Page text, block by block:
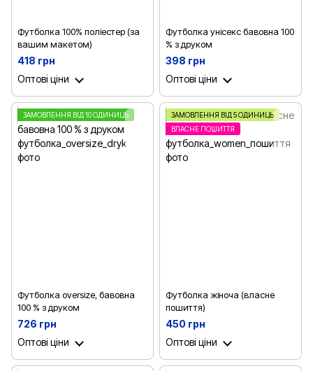
Футболка 100% поліестер (за
вашим макетом)
418 грн
Оптові ціни
Футболка унісекс бавовна 100
% з друком
398 грн
Оптові ціни
ЗАМОВЛЕННЯ ВІД 10 ОДИНИЦЬ
Футболка oversize, бавовна
100 % з друком
726 грн
Оптові ціни
ЗАМОВЛЕННЯ ВІД 5 ОДИНИЦЬ
ВЛАСНЕ ПОШИТТЯ
Футболка жіноча (власне
пошиття)
450 грн
Оптові ціни